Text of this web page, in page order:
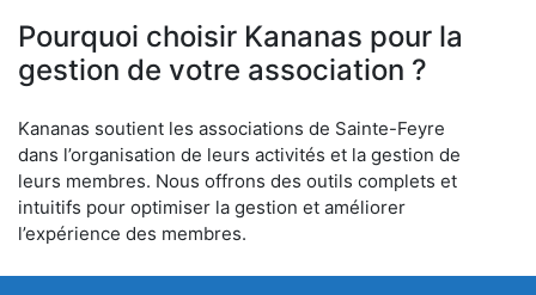
Pourquoi choisir Kananas pour la
gestion de votre association ?
Kananas soutient les associations de Sainte-Feyre
dans l’organisation de leurs activités et la gestion de
leurs membres. Nous offrons des outils complets et
intuitifs pour optimiser la gestion et améliorer
l’expérience des membres.